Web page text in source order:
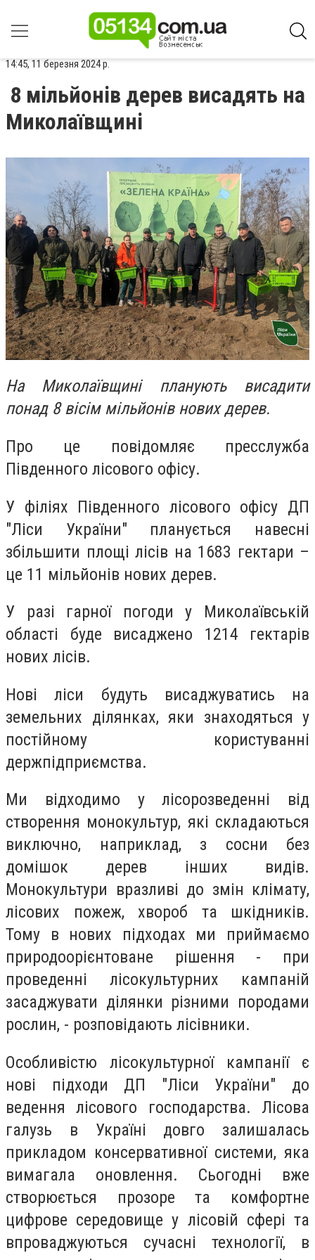
14:45, 11 березня 2024 р.
8 мільйонів дерев висадять на
Миколаївщині
На Миколаївщині планують висадити
понад 8 вісім мільйонів нових дерев.
Про це повідомляє пресслужба
Південного лісового офісу.
У філіях Південного лісового офісу ДП
"Ліси України" планується навесні
збільшити площі лісів на 1683 гектари –
це 11 мільйонів нових дерев.
У разі гарної погоди у Миколаївській
області буде висаджено 1214 гектарів
нових лісів.
Нові ліси будуть висаджуватись на
земельних ділянках, яки знаходяться у
постійному користуванні
держпідприємства.
Ми відходимо у лісорозведенні від
створення монокультур, які складаються
виключно, наприклад, з сосни без
домішок дерев інших видів.
Монокультури вразливі до змін клімату,
лісових пожеж, хвороб та шкідників.
Тому в нових підходах ми приймаємо
природоорієнтоване рішення - при
проведенні лісокультурних кампаній
засаджувати ділянки різними породами
рослин, - розповідають лісівники.
Особливістю лісокультурної кампанії є
нові підходи ДП "Ліси України" до
ведення лісового господарства. Лісова
галузь в Україні довго залишалась
прикладом консервативної системи, яка
вимагала оновлення. Сьогодні вже
створюється прозоре та комфортне
цифрове середовище у лісовій сфері та
впроваджуються сучасні технології, в